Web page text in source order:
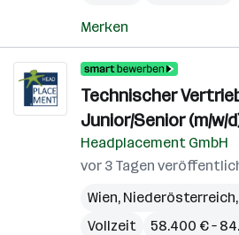
Merken
Technischer
Junior/Senior (m/w/
Headplacement GmbH
vor 3 Tagen
Wien, Niederösterreich,
Vollzeit
58.400 € –